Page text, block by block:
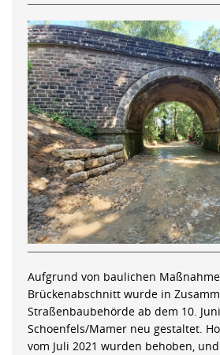
Aufgrund von baulichen
Brückenabschnitt wurde in
Straßenbaubehörde ab dem 10.
Schoenfels/Mamer neu gestaltet.
vom Juli 2021 wurden behoben,